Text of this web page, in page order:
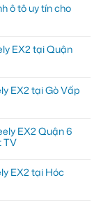
ô tô uy tín cho
EX2 tại Quận
EX2 tại Gò Vấp
EX2 Quận 6
TV
EX2 tại Hóc